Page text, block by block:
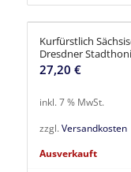
Kurfürstlich
Dresdner
27,20 €
inkl. 7 % MwSt.
zzgl. Versandkosten
Ausverkauft